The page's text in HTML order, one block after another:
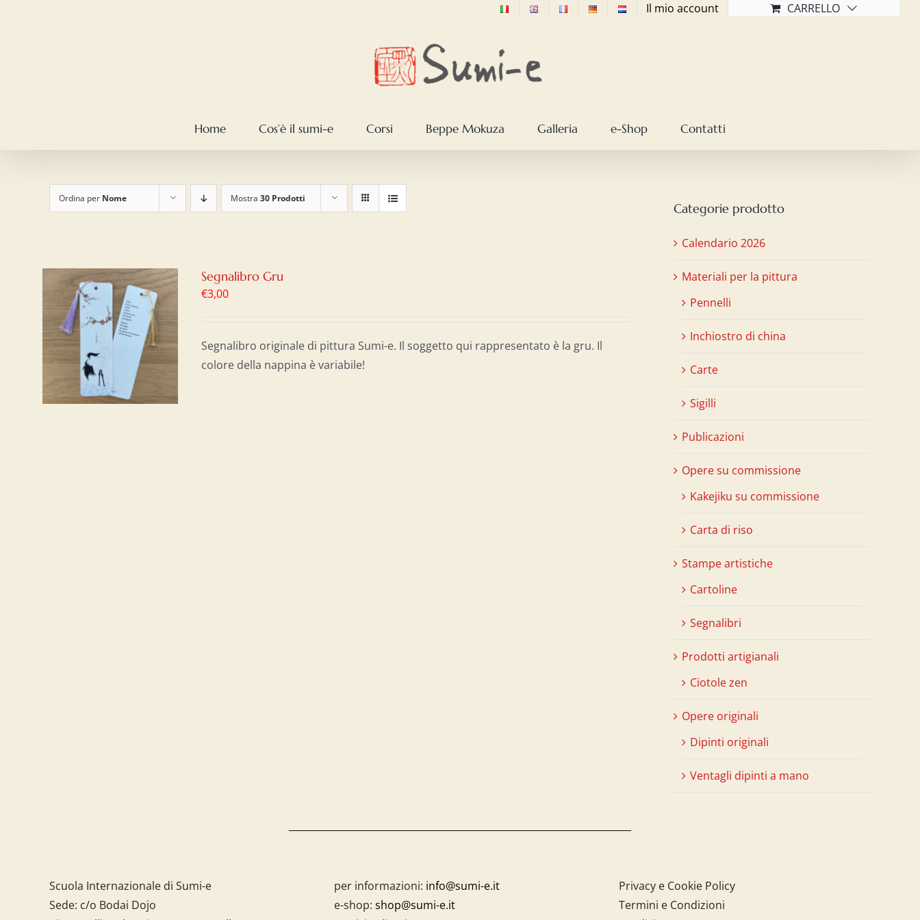
Il mio account CARRELLO
Home Cos’è il sumi-e Corsi Beppe Mokuza Galleria e-Shop Contatti
Ordina per Nome Mostra 30 Prodotti
Segnalibro Gru
€3,00
Segnalibro originale di pittura Sumi-e. Il soggetto qui rappresentato è la gru. Il
colore della nappina è variabile!
Categorie prodotto
Calendario 2026
Materiali per la pittura
Pennelli
Inchiostro di china
Carte
Sigilli
Publicazioni
Opere su commissione
Kakejiku su commissione
Carta di riso
Stampe artistiche
Cartoline
Segnalibri
Prodotti artigianali
Ciotole zen
Opere originali
Dipinti originali
Ventagli dipinti a mano
Scuola Internazionale di Sumi-e
Sede: c/o Bodai Dojo
per informazioni: info@sumi-e.it
e-shop: shop@sumi-e.it
Privacy e Cookie Policy
Termini e Condizioni